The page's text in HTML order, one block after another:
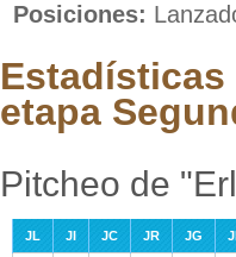
Posiciones:
etapa
Pitcheo de
JL JI JC JR JG